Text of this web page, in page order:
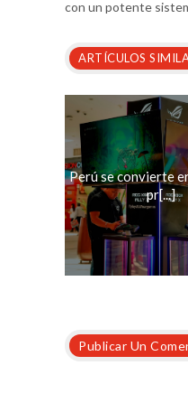
con un potente
ARTÍCULOS
Perú se convierte
pr[...]
Publicar Un